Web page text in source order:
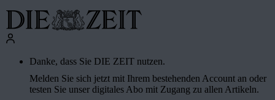
Danke, dass Sie DIE ZEIT nutzen.
Melden Sie sich jetzt mit Ihrem bestehenden Account an oder
testen Sie unser digitales Abo mit Zugang zu allen Artikeln.